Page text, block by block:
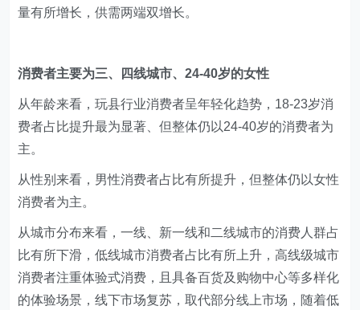
量有所增长，供需两端双增长。
消费者主要为三、四线城市、24-40岁的女性
从年龄来看，玩县行业消费者呈年轻化趋势，18-23岁消
费者占比提升最为显著、但整体仍以24-40岁的消费者为
主。
从性别来看，男性消费者占比有所提升，但整体仍以女性
消费者为主。
从城市分布来看，一线、新一线和二线城市的消费人群占
比有所下滑，低线城市消费者占比有所上升，高线级城市
消费者注重体验式消费，且具备百货及购物中心等多样化
的体验场景，线下市场复苏，取代部分线上市场，随着低